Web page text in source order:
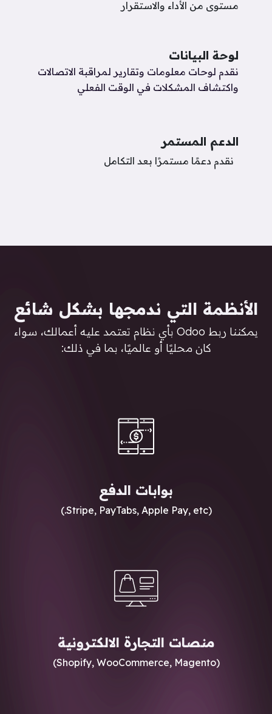
مستوى من الأداء والاستقرار
لوحة البيانات
نقدم لوحات معلومات وتقارير لمراقبة الاتصالات
واكتشاف المشكلات في الوقت الفعلي ​
الدعم المستمر
نقدم دعمًا مستمرًا بعد التكامل
الأنظمة التي ندمجها بشكل شائع
يمكننا ربط Odoo بأي نظام تعتمد عليه أعمالك، سواء
كان محليًا أو عالميًا، بما في ذلك:
بوابات الدفع
(Stripe, PayTabs, Apple Pay, etc.)
منصات التجارة الالكترونية
(Shopify, WooCommerce, Magento)